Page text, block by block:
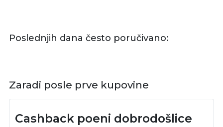
Poslednjih dana često poručivano:
Zaradi posle prve kupovine
Cashback poeni dobrodošlice